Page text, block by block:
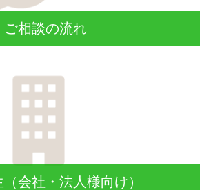
ご相談の流れ
会社・法人様向け）